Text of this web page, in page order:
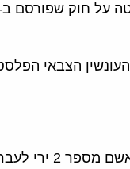
סעיף 378/א ובהמשך לסעיף 70/א לחוק
בתאריך ה-1 בספטמבר 2010 באזור